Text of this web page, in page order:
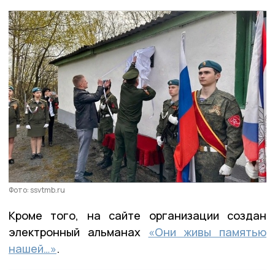
Фото: ssvtmb.ru
Кроме того, на сайте организации создан
электронный альманах «Они живы памятью
нашей…».